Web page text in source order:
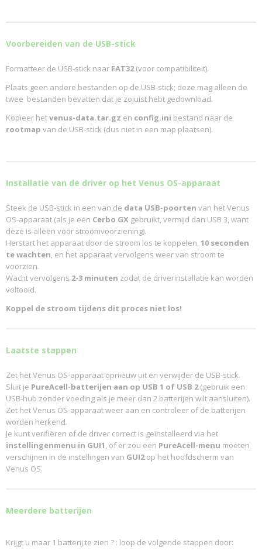
Voorbereiden van de USB-stick
Formatteer de USB-stick naar FAT32(voor compatibiliteit).
Plaats geen andere bestanden op de USB-stick; deze mag alleen de
twee bestanden bevatten dat je zojuist hebt gedownload.
Kopieer hetvenus-data.tar.gz en config.ini bestand naar de
rootmap van de USB-stick (dus niet in een map plaatsen).
Installatie van de driver op het Venus OS-apparaat
Steek de USB-stick in een van de data USB-poorten van het Venus
OS-apparaat (als je een Cerbo GX gebruikt, vermijd dan USB 3, want
deze is alleen voor stroomvoorziening).
Herstart het apparaat door de stroom los te koppelen,10 seconden
te wachten, en het apparaat vervolgens weer van stroom te
voorzien.
Wacht vervolgens 2-3 minuten zodat de driverinstallatie kan worden
voltooid.
Koppel de stroom tijdens dit proces niet los!
Laatste stappen
Zet het Venus OS-apparaat opnieuw uit en verwijder de USB-stick.
Sluit je PureAcell-batterijen aan op USB 1 of USB 2(gebruik een
USB-hub zonder voeding als je meer dan 2 batterijen wilt aansluiten).
Zet het Venus OS-apparaat weer aan en controleer of de batterijen
worden herkend.
Je kunt verifiëren of de driver correct is geïnstalleerd via het
instellingenmenu in GUI1, of er zou een PureAcell-menu moeten
verschijnen in de instellingen van GUI2op het hoofdscherm van
Venus OS.
Meerdere batterijen
Krijgt u maar 1 batterij te zien ? : loop de volgende stappen door: